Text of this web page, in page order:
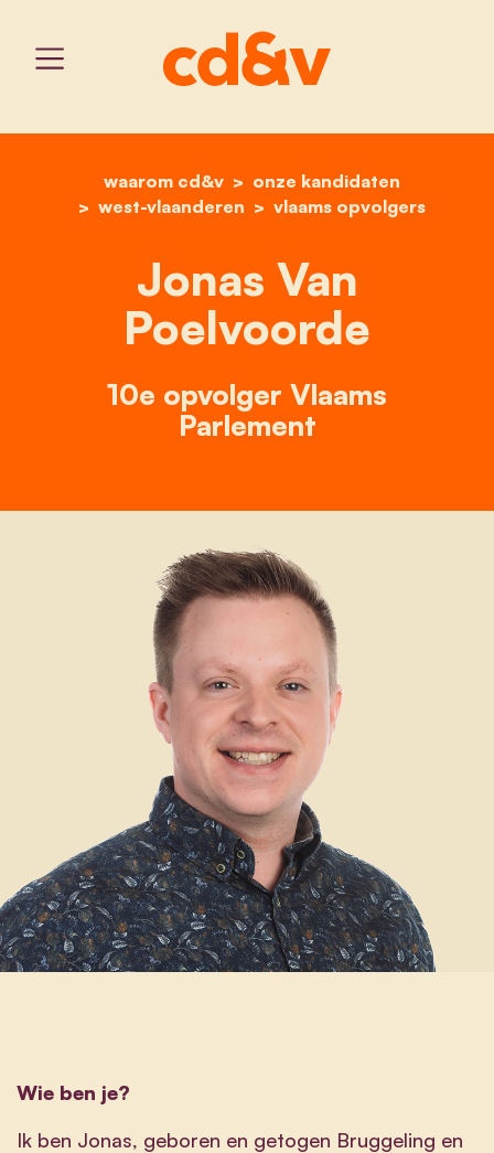
home
waarom cd&v
onze kandidaten
west-vlaanderen
vlaams opvolgers
jonas van poelvoorde
Jonas Van
Poelvoorde
10e opvolger Vlaams
Parlement
Wie ben je?
Ik ben Jonas, geboren en getogen Bruggeling en